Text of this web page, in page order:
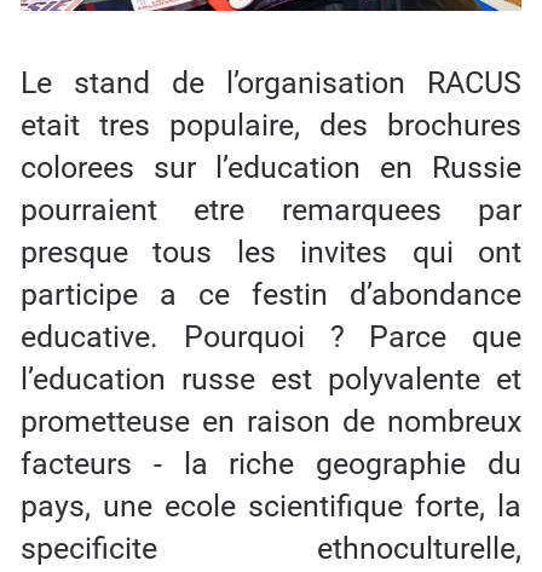
Le stand de l’organisation RACUS
etait tres populaire, des brochures
colorees sur l’education en Russie
pourraient etre remarquees par
presque tous les invites qui ont
participe a ce festin d’abondance
educative. Pourquoi ? Parce que
l’education russe est polyvalente et
prometteuse en raison de nombreux
facteurs - la riche geographie du
pays, une ecole scientifique forte, la
specificite ethnoculturelle,